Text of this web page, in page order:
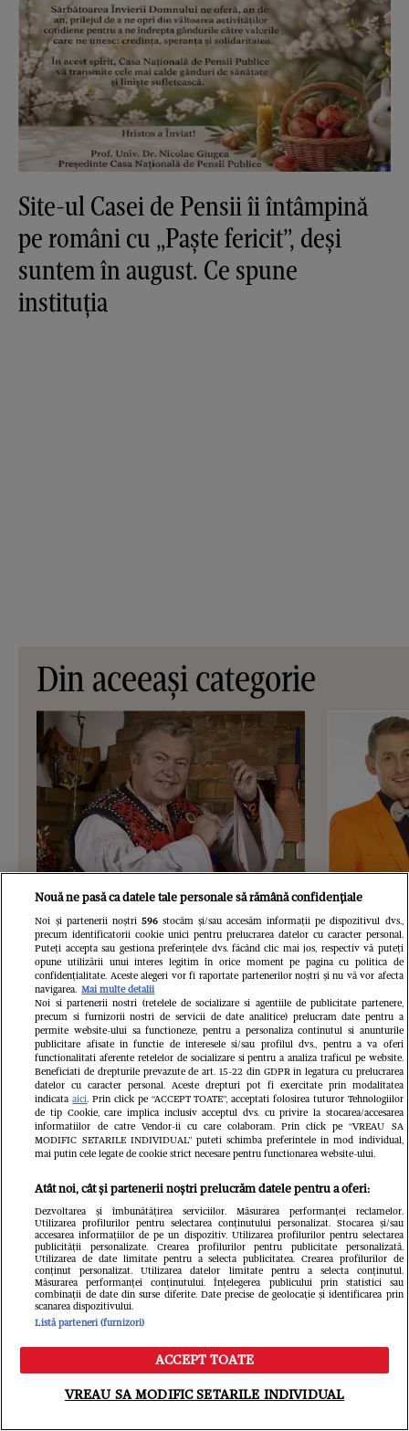
Site-ul Casei de Pensii îi întâmpină
pe români cu „Paște fericit”, deși
suntem în august. Ce spune
instituția
Din aceeași categorie
VEDETE SI EVENIMENTE
Cum l-au confundat Luminița și
Marian Baicu pe un tunisian cu
nașul lor, Gheorghe Turda: ”Are o
sosie în Tunisia. Avea aceeași
statură, în jur de 70 de ani, tenul alb
și ochii albaștri! Culmea, și îmbrăcat
ca nașul nostru” / EXCLUSIV
VEDETE
Nimic nu-i
omagiază
lui, care
ani: ”Eu
cu niște
aniversez
EXCLUSIV
Meniu Caută
Nouă ne pasă ca datele tale personale să rămână confidențiale
Noi și partenerii noștri 596stocăm și/sau accesăm informații pe dispozitivul dvs.,
precum identificatorii cookie unici pentru prelucrarea datelor cu caracter personal.
Puteți accepta sau gestiona preferințele dvs. făcând clic mai jos, respectiv vă puteți
opune utilizării unui interes legitim în orice moment pe pagina cu politica de
confidențialitate. Aceste alegeri vor fi raportate partenerilor noștri și nu vă vor afecta
navigarea. Mai multe detalii
Noi si partenerii nostri (retelele de socializare si agentiile de publicitate partenere,
precum si furnizorii nostri de servicii de date analitice) prelucram date pentru a
permite website-ului sa functioneze, pentru a personaliza continutul si anunturile
publicitare afisate in functie de interesele si/sau profilul dvs., pentru a va oferi
functionalitati aferente retelelor de socializare si pentru a analiza traficul pe website.
Beneficiati de drepturile prevazute de art. 15-22 din GDPR in legatura cu prelucrarea
datelor cu caracter personal. Aceste drepturi pot fi exercitate prin modalitatea
indicataaici. Prin click pe “ACCEPT TOATE”, acceptati folosirea tuturor Tehnologiilor
de tip Cookie, care implica inclusiv acceptul dvs. cu privire la stocarea/accesarea
informatiilor de catre Vendor-ii cu care colaboram. Prin click pe “VREAU SA
MODIFIC SETARILE INDIVIDUAL” puteti schimba preferintele in mod individual,
mai putin cele legate de cookie strict necesare pentru functionarea website-ului.
Atât noi, cât și partenerii noștri prelucrăm datele pentru a oferi:
Dezvoltarea și îmbunătățirea serviciilor. Măsurarea performanței reclamelor.
Utilizarea profilurilor pentru selectarea conținutului personalizat. Stocarea și/sau
accesarea informațiilor de pe un dispozitiv. Utilizarea profilurilor pentru selectarea
publicității personalizate. Crearea profilurilor pentru publicitate personalizată.
Utilizarea de date limitate pentru a selecta publicitatea. Crearea profilurilor de
conținut personalizat. Utilizarea datelor limitate pentru a selecta conținutul.
Măsurarea performanței conținutului. Înțelegerea publicului prin statistici sau
combinații de date din surse diferite. Date precise de geolocație și identificarea prin
scanarea dispozitivului.
Listă parteneri (furnizori)
ACCEPT TOATE
VREAU SA MODIFIC SETARILE INDIVIDUAL